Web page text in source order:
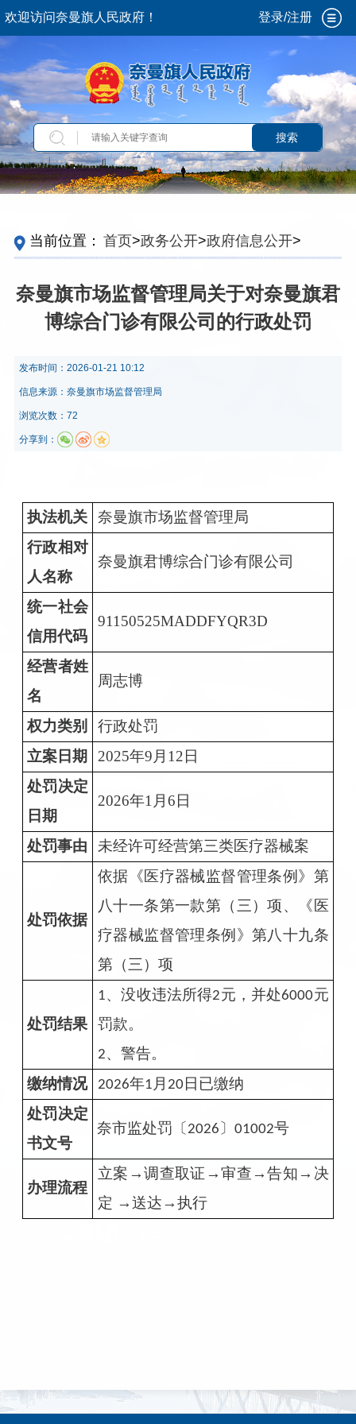
欢迎访问奈曼旗人民政府！ 登录/注册
搜索
当前位置： 首页>政务公开>政府信息公开>
定主动公开内容>重点领域信息>食品安全>监
奈曼旗市场监督管理局关于对奈曼旗君
博综合门诊有限公司的行政处罚
发布时间： 2026-01-21 10:12
信息来源： 奈曼旗市场监督管理局
浏览次数：72
分享到：
执法机关
奈曼旗市场监督管理局
行政相对
人名称
奈曼旗君博综合门诊有限公司
统一社会
信用代码
91150525MADDFYQR3D
经营者姓
名
周志博
权力类别
行政处罚
立案日期
2025年9月12日
处罚决定
日期
2026年1月6日
处罚事由 未经许可经营第三类医疗器械案
处罚依据
依据 《医疗器械监督管理条例》第
八十一条第一款第（三）项、《医
疗器械监督管理条例》第八十九条
第（三）项
处罚结果
1、没收违法所得2元，并处6000元
罚款。
2、警告。
缴纳情况
2026年1 月 20 日已缴纳
处罚决定
书文号
奈市监处罚〔2026〕01002号
办理流程
立案→调查取证→审查→告知→决
定 →送达→执行